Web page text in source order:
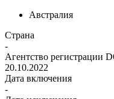
Австралия
Страна
-
Агентство регистрации
20.10.2022
Дата включения
-